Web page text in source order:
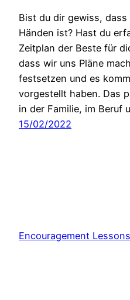
Bist du dir gewiss,
Händen ist? Hast du
Zeitplan der Beste für
dass wir uns Pläne
festsetzen und es
vorgestellt haben. Das
in der Familie, im Beruf
15/02/2022
Encouragement Lessons